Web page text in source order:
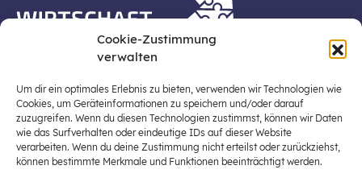
Cookie-Zustimmung
verwalten
Um dir ein optimales Erlebnis zu bieten, verwenden wir Technologien wie
Cookies, um Geräteinformationen zu speichern und/oder darauf
zuzugreifen. Wenn du diesen Technologien zustimmst, können wir Daten
wie das Surfverhalten oder eindeutige IDs auf dieser Website
verarbeiten. Wenn du deine Zustimmung nicht erteilst oder zurückziehst,
können bestimmte Merkmale und Funktionen beeinträchtigt werden.
Stiftung für Wirtschaftsbildung, Österreichs zentraler
Plattform für die Stärkung und Verbreiterung einer
lebensweltbezogenen und verantwortungsvollen
Wirtschaftsbildung in der schulischen Allgemeinbildung
(Fokus: Sekundarstufe I).